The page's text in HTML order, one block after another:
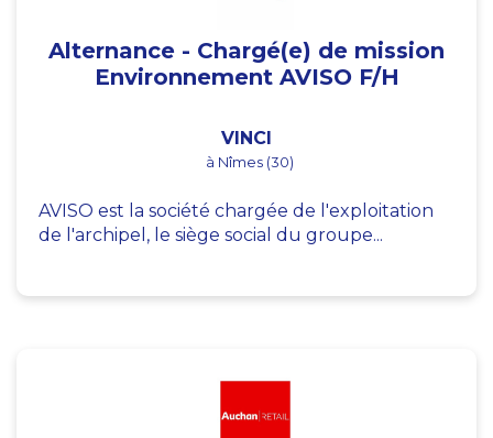
Alternance - Chargé(e) de mission
Environnement AVISO F/H
VINCI
à Nîmes (30)
AVISO est la société chargée de l'exploitation
de l'archipel, le siège social du groupe...